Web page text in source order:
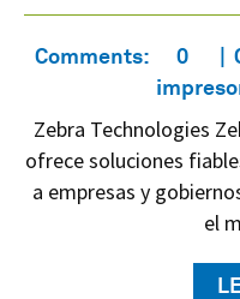
Comments: 0
Zebra Technologies
ofrece soluciones
a empresas y
el